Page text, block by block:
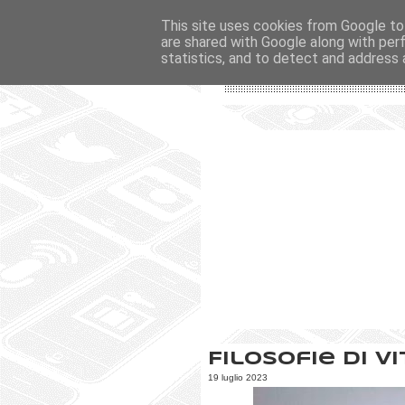
Filosofie di
19 luglio 2023
This site uses cookies from Google
are shared with Google along with
statistics, and to detect and address